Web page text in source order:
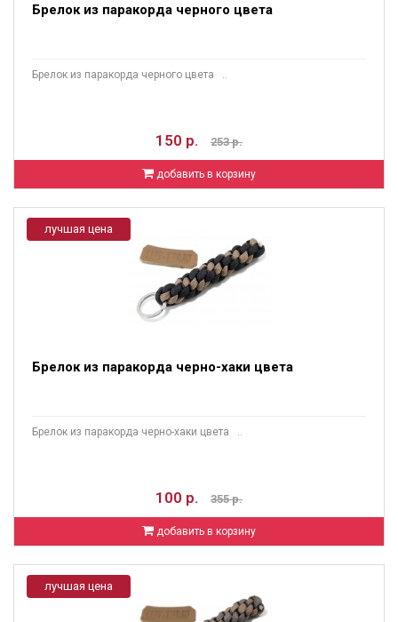
Брелок из паракорда черного цвета
Брелок из паракорда черного цвета ..
150 р. 253 р.
добавить в корзину
лучшая цена
Брелок из паракорда черно-хаки цвета
Брелок из паракорда черно-хаки цвета ..
100 р. 355 р.
добавить в корзину
лучшая цена